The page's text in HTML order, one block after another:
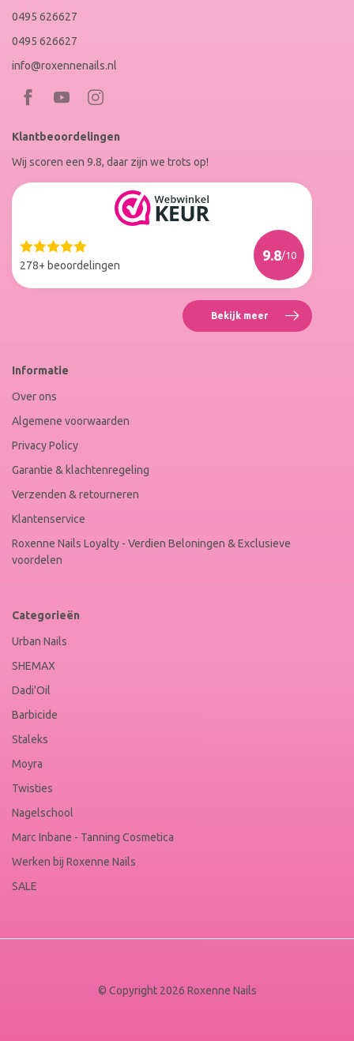
0495 626627
0495 626627
info@roxennenails.nl
Bezoek
Facebook
op
Instagram
Klantbeoordelingen
Wij scoren een 9.8, daar zijn we trots op!
278+ beoordelingen
9.8/10
Web
Winkel
Bekijk meer Reviews
Roxenne
Informatie
Over ons
Algemene voorwaarden
Privacy Policy
Garantie & klachtenregeling
Verzenden & retourneren
Klantenservice
Roxenne Nails Loyalty - Verdien Beloningen & Exclusieve
voordelen
Categorieën
Urban Nails
SHEMAX
Dadi'Oil
Barbicide
Staleks
Moyra
Twisties
Nagelschool
Marc Inbane - Tanning Cosmetica
Werken bij Roxenne Nails
SALE
© Copyright 2026 Roxenne Nails